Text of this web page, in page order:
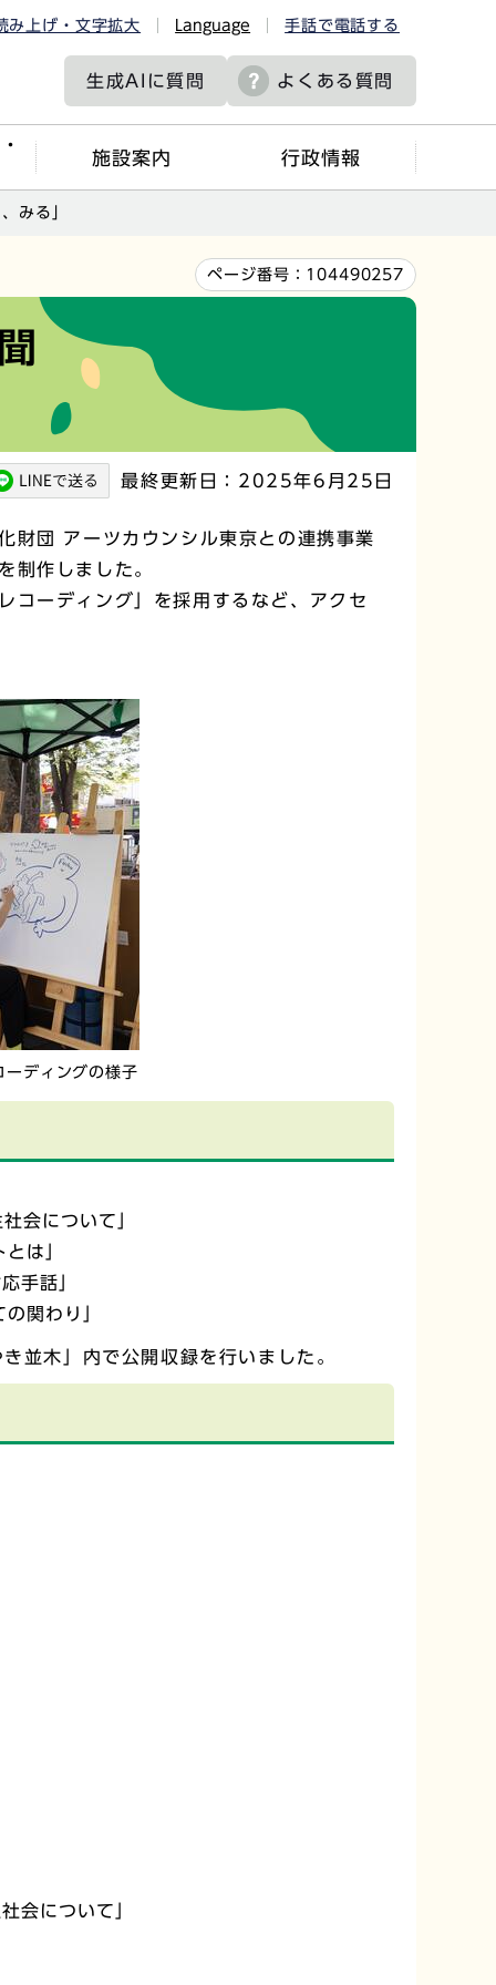
み上げ・文字拡大 Language 手話で電話する
生成AIに質問 よくある質問
施設案内 行政情報
みる」
ページ番号： 104490257
最終更新日：2025年6月25日
財団 アーツカウンシル東京との連携事業
制作しました。
コーディング」を採用するなど、アクセ
ーディングの様子
会について」
は」
手話」
関わり」
木」内で公開収録を行いました。
会について」